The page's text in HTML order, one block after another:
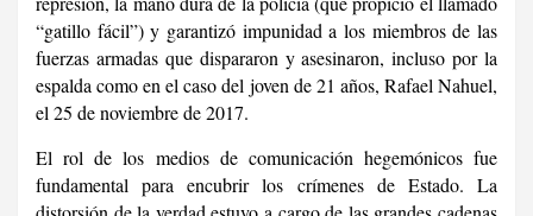
“gatillo fácil”) y garantizó impunidad a los miembros de las
fuerzas armadas que dispararon y asesinaron, incluso por la
espalda como en el caso del joven de 21 años, Rafael Nahuel,
el 25 de noviembre de 2017.
El rol de los medios de comunicación hegemónicos fue
fundamental para encubrir los crímenes de Estado. La